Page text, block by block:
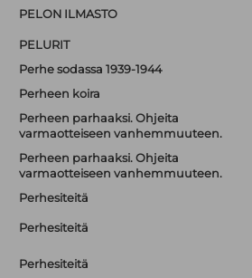
PELON ILMASTO
PELURIT
Perhe sodassa 1939-1944
Perheen koira
Perheen parhaaksi. Ohjeita
varmaotteiseen vanhemmuuteen.
Perheen parhaaksi. Ohjeita
varmaotteiseen vanhemmuuteen.
Perhesiteitä
Perhesiteitä
Perhesiteitä